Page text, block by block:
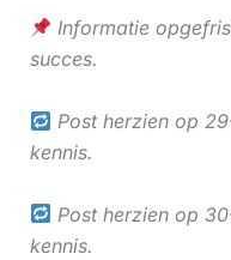
Informatie
succes.
Post herzien op
kennis.
Post herzien op
kennis.